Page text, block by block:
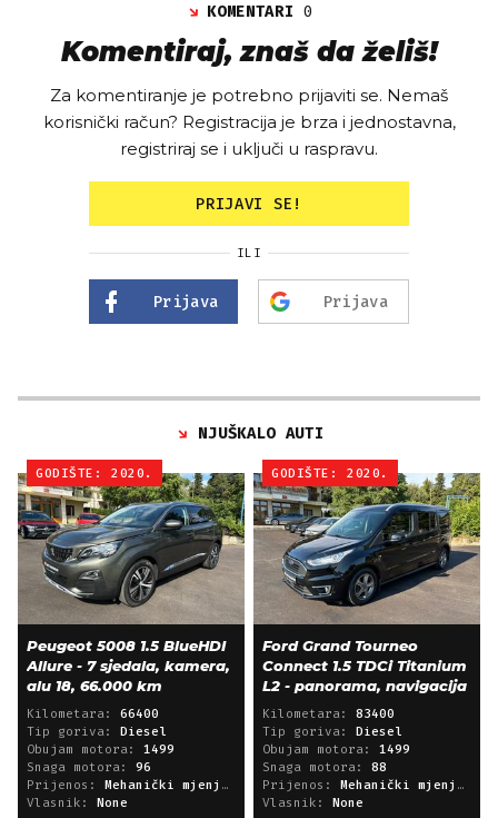
KOMENTARI0
Komentiraj, znaš da želiš!
Za komentiranje je potrebno prijaviti se. Nemaš
korisnički račun? Registracija je brza i jednostavna,
registriraj se i uključi u raspravu.
PRIJAVI SE!
ILI
Prijava Prijava
NJUŠKALO AUTI
GODIŠTE: 2020.
Peugeot 5008 1.5 BlueHDI
Allure - 7 sjedala, kamera,
alu 18, 66.000 km
Kilometara: 66400
Tip goriva: Diesel
Obujam motora: 1499
Snaga motora: 96
Prijenos: Mehanički mjenjač
Vlasnik: None
GODIŠTE: 2020.
Ford Grand Tourneo
Connect 1.5 TDCi Titanium
L2 - panorama, navigacija
Kilometara: 83400
Tip goriva: Diesel
Obujam motora: 1499
Snaga motora: 88
Prijenos: Mehanički mjenjač
Vlasnik: None